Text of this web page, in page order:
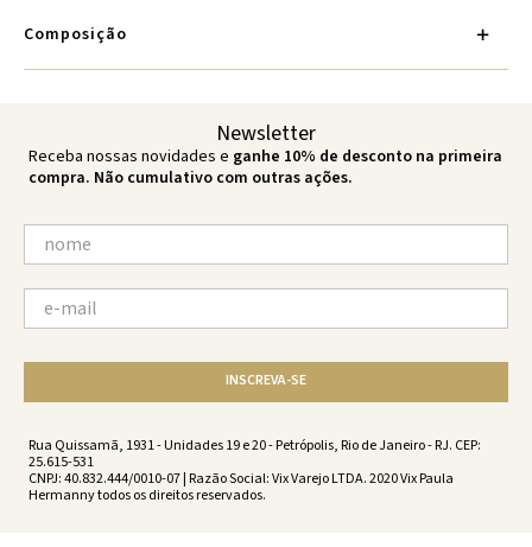
Composição
Newsletter
Receba nossas novidades e ganhe 10% de desconto na primeira
compra. Não cumulativo com outras ações.
INSCREVA-SE
Rua Quissamã, 1931 - Unidades 19 e 20 - Petrópolis, Rio de Janeiro - RJ. CEP:
25.615-531
CNPJ: 40.832.444/0010-07 | Razão Social: Vix Varejo LTDA. 2020 Vix Paula
Hermanny todos os direitos reservados.